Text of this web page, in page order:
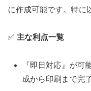
に作成可能です。特に
✅ 主な利点一覧
『即日対応』が可
成から印刷まで完